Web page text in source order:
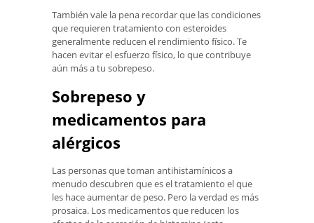
También vale la pena recordar que las condiciones
que requieren tratamiento con esteroides
generalmente reducen el rendimiento físico. Te
hacen evitar el esfuerzo físico, lo que contribuye
aún más a tu sobrepeso.
Sobrepeso y
medicamentos para
alérgicos
Las personas que toman antihistamínicos a
menudo descubren que es el tratamiento el que
les hace aumentar de peso. Pero la verdad es más
prosaica. Los medicamentos que reducen los